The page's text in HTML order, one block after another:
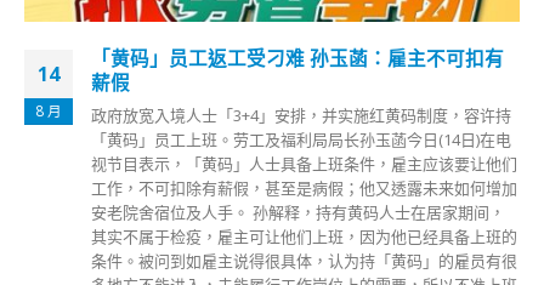
许持
04
11 月
鼓励私人发展商参建资助屋 何永贤：明年首
早前公布的施政报告指出，鼓励私人发展商参与兴建资
单位。房屋局局长何永贤今日（4日）表示，明年首季将
私人发展商参与兴建资助房屋的细节，暂时构思有两种
一种是政府有土地，另一种是发展商有土地。 何永贤表
政府土地方面，当局计划明年陆续推出3幅土地，有兴趣
展商可以入标，出售房屋时要提供折扣，当局正考虑恰
扣价。发展商土地方面，例如农地改划用途需补地价，